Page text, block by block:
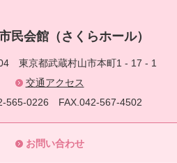
民会館（さくらホール）
東京都武蔵村山市本町1 - 17 - 1
交通アクセス
565-0226 FAX.042-567-4502
お問い合わせ